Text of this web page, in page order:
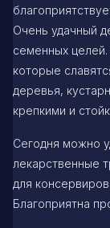
Очень удачный
семенных
которые
деревья,
крепкими и
Сегодня можно
лекарственные
для
Благоприятна